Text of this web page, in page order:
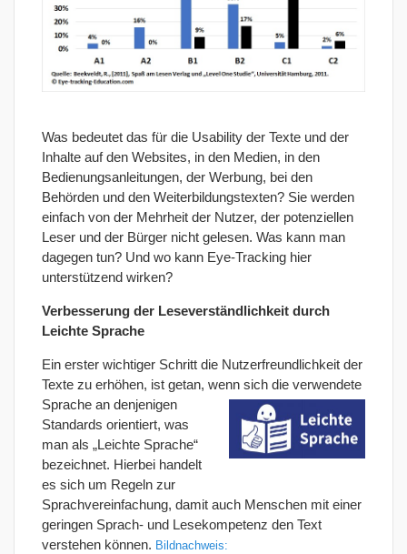
Was bedeutet das für die Usability der Texte und der
Inhalte auf den Websites, in den Medien, in den
Bedienungsanleitungen, der Werbung, bei den
Behörden und den Weiterbildungstexten? Sie werden
einfach von der Mehrheit der Nutzer, der potenziellen
Leser und der Bürger nicht gelesen. Was kann man
dagegen tun? Und wo kann Eye-Tracking hier
unterstützend wirken?
Verbesserung der Leseverständlichkeit durch
Leichte Sprache
Ein erster wichtiger Schritt die Nutzerfreundlichkeit der
Texte zu erhöhen, ist getan, wenn sich die verwendete
Sprache an denjenigen
Standards orientiert, was
man als „Leichte Sprache“
bezeichnet. Hierbei handelt
es sich um Regeln zur
Sprachvereinfachung, damit auch Menschen mit einer
geringen Sprach- und Lesekompetenz den Text
verstehen können. Bildnachweis: